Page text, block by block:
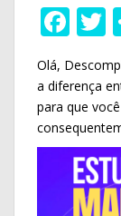
F
ac
e
b
o
o
k
Olá,
a diferença
para que